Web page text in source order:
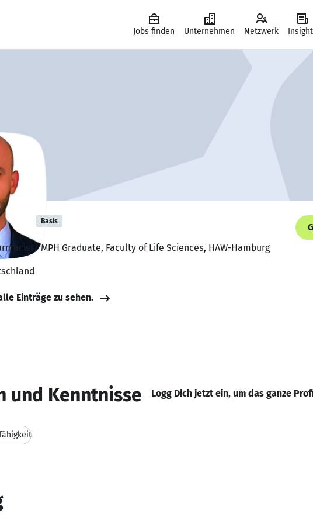
Jobs finden Unternehmen Netzwerk
Basis
MPH Graduate, Faculty of Life Sciences, HAW-Hamburg
Einträge zu sehen.
und Kenntnisse Logg Dich jetzt ein, um das ganze